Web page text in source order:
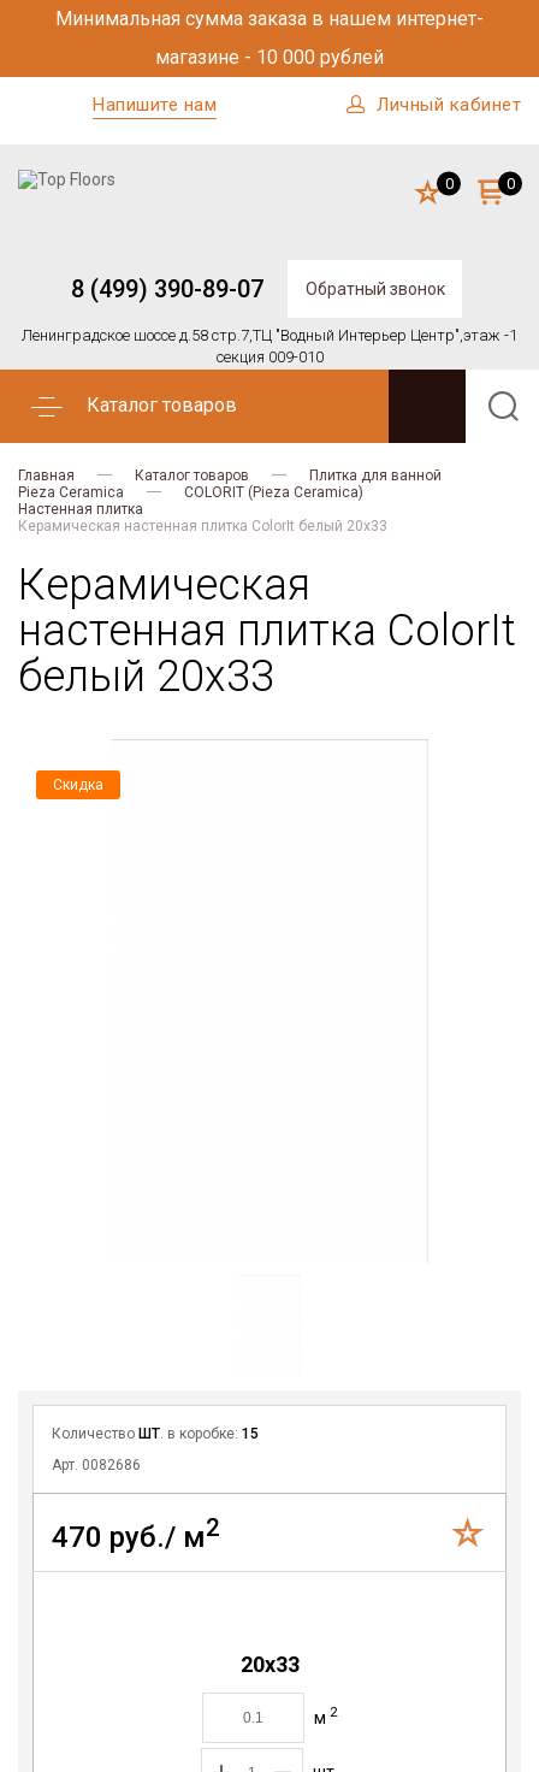
Минимальная сумма заказа в нашем интернет-
магазине - 10 000 рублей
Напишите нам Личный кабинет
8 (499) 390-89-07 Обратный звонок
Ленинградское шоссе д.58 стр.7,ТЦ "Водный Интерьер Центр",этаж -1
секция 009-010
0 0
Каталог товаров
Главная Каталог товаров
Плитка для ванной
Pieza Ceramica
COLORIT (Pieza Ceramica)
Настенная плитка
Керамическая настенная плитка ColorIt белый 20х33
Керамическая
настенная плитка ColorIt
белый 20х33
Скидка
Количество ШТ . в коробке: 15
Арт. 0082686
470 руб./ м2
20х33
м 2